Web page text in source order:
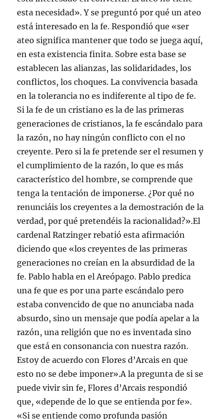
esta necesidad». Y se preguntó por qué un ateo
está interesado en la fe. Respondió que «ser
ateo significa mantener que todo se juega aquí,
en esta existencia finita. Sobre esta base se
establecen las alianzas, las solidaridades, los
conflictos, los choques. La convivencia basada
en la tolerancia no es indiferente al tipo de fe.
Si la fe de un cristiano es la de las primeras
generaciones de cristianos, la fe escándalo para
la razón, no hay ningún conflicto con el no
creyente. Pero si la fe pretende ser el resumen y
el cumplimiento de la razón, lo que es más
característico del hombre, se comprende que
tenga la tentación de imponerse. ¿Por qué no
renunciáis los creyentes a la demostración de la
verdad, por qué pretendéis la racionalidad?».El
cardenal Ratzinger rebatió esta afirmación
diciendo que «los creyentes de las primeras
generaciones no creían en la absurdidad de la
fe. Pablo habla en el Areópago. Pablo predica
una fe que es por una parte escándalo pero
estaba convencido de que no anunciaba nada
absurdo, sino un mensaje que podía apelar a la
razón, una religión que no es inventada sino
que está en consonancia con nuestra razón.
Estoy de acuerdo con Flores d’Arcais en que
esto no se debe imponer».A la pregunta de si se
puede vivir sin fe, Flores d’Arcais respondió
que, «depende de lo que se entienda por fe».
«Si se entiende como profunda pasión